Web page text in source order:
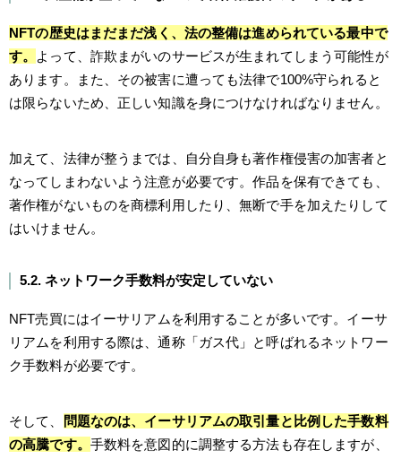
NFTの歴史はまだまだ浅く、法の整備は進められている最中で
す。
よって、詐欺まがいのサービスが生まれてしまう可能性が
あります。また、その被害に遭っても法律で100%守られると
は限らないため、正しい知識を身につけなければなりません。
加えて、法律が整うまでは、自分自身も著作権侵害の加害者と
なってしまわないよう注意が必要です。作品を保有できても、
著作権がないものを商標利用したり、無断で手を加えたりして
はいけません。
5.2. ネットワーク手数料が安定していない
NFT売買にはイーサリアムを利用することが多いです。イーサ
リアムを利用する際は、通称「ガス代」と呼ばれるネットワー
ク手数料が必要です。
そして、
問題なのは、イーサリアムの取引量と比例した手数料
の高騰です。 手数料を意図的に調整する方法も存在しますが、